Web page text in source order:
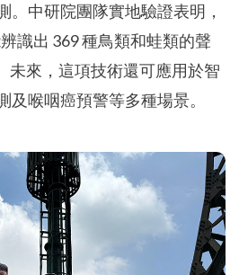
。中研院團隊實地驗證表明，
識出 369 種鳥類和蛙類的聲
未來，這項技術還可應用於智
及喉咽癌預警等多種場景。